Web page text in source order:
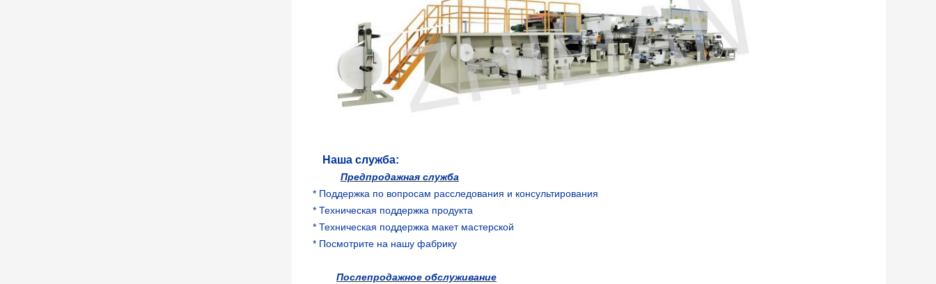
Наша служба:
Предпродажная служба
* Поддержка по вопросам расследования и консультирования
* Техническая поддержка продукта
* Техническая поддержка макет мастерской
* Посмотрите на нашу фабрику
Послепродажное обслуживание